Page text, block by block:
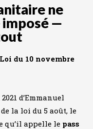
ne
imposé —
du 10 novembre
d’Emmanuel
la loi du 5 août, le
qu’il appelle le pass